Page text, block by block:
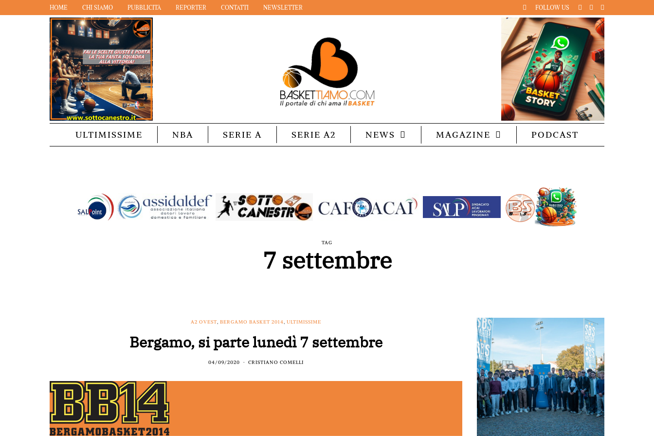
HOME CHI SIAMO PUBBLICITÀ REPORTER CONTATTI NEWSLETTER FOLLOW US
ULTIMISSIME NBA SERIE A SERIE A2 NEWS MAGAZINE PODCAST
TAG
7 settembre
A2 OVEST, BERGAMO BASKET 2014, ULTIMISSIME
Bergamo, si parte lunedì 7 settembre
04/09/2020 CRISTIANO COMELLI